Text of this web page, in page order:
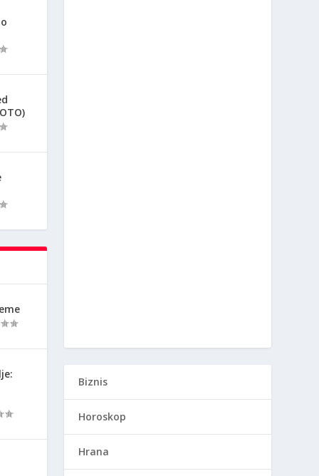
Biznis
Horoskop
Hrana